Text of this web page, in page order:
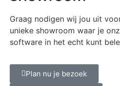
Graag nodigen wij jou uit
unieke showroom waar je
software in het echt kunt
Plan nu je bezoek